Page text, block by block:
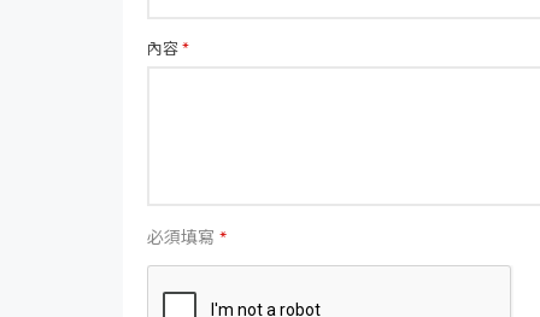
內容*
必須填寫 *